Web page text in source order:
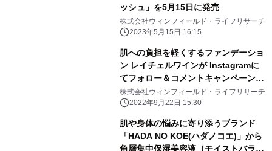
ッシュ」を5月15日に発売
株式会社ウィンフィールド・ライフリサーチ
2023年5月15日 16:15
肌への負担を軽くするファンデーショ
ン レイチェルワインが Instagramに
てフォロー＆コメントキャンペーンを
9/22より実施 公式オンラインショッ
プでお得なキャンペーンも同時開催
株式会社ウィンフィールド・ライフリサーチ
2022年9月22日 15:30
肌や身体の悩みに寄り添うブランド
「HADA NO KOE(ハダノコエ)」から
角層集中保湿美容液［モイストバラン